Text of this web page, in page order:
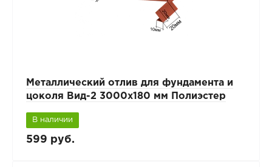
Металлический отлив для фундамента и
цоколя Вид-2 3000x180 мм Полиэстер
В наличии
599 руб.